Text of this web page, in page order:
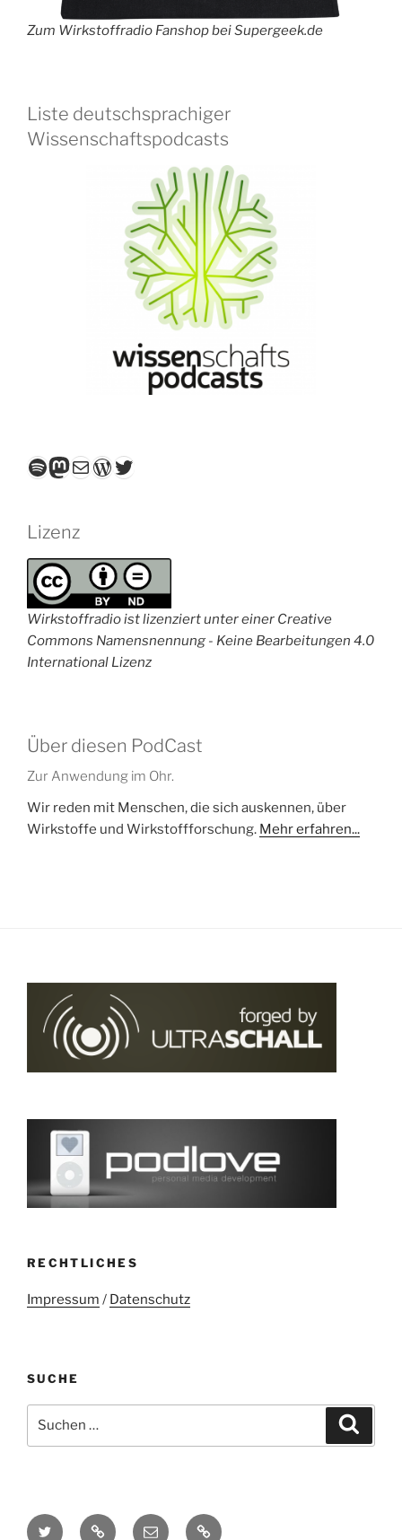
Zum Wirkstoffradio Fanshop bei Supergeek.de
Liste deutschsprachiger
Wissenschaftspodcasts
Spotify
Mastodon
E-MailWordPress
Twitter
Lizenz
Wirkstoffradio ist lizenziert unter einer Creative
Commons Namensnennung - Keine Bearbeitungen 4.0
International Lizenz
Über diesen PodCast
Zur Anwendung im Ohr.
Wir reden mit Menschen, die sich auskennen, über
Wirkstoffe und Wirkstoffforschung. Mehr erfahren...
RECHTLICHES
Impressum / Datenschutz
SUCHE
nach:
Twitter Mastodon
E-
Kontakt